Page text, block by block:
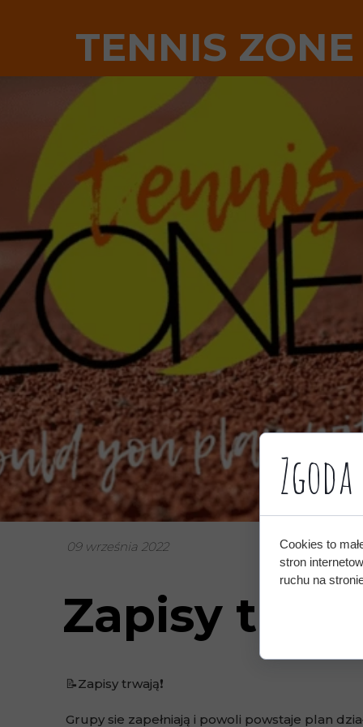
TENNIS ZONE
09 września 2022
Zapisy
📝Zapisy trwają❗️
Grupy sie zapełniają i powoli powstaje plan
Cookies to
stron
ruchu na